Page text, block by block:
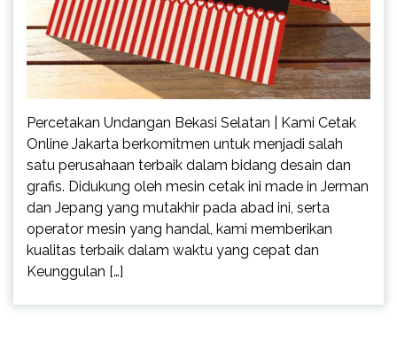
Percetakan Undangan Bekasi Selatan | Kami Cetak
Online Jakarta berkomitmen untuk menjadi salah
satu perusahaan terbaik dalam bidang desain dan
grafis. Didukung oleh mesin cetak ini made in Jerman
dan Jepang yang mutakhir pada abad ini, serta
operator mesin yang handal, kami memberikan
kualitas terbaik dalam waktu yang cepat dan
Keunggulan […]